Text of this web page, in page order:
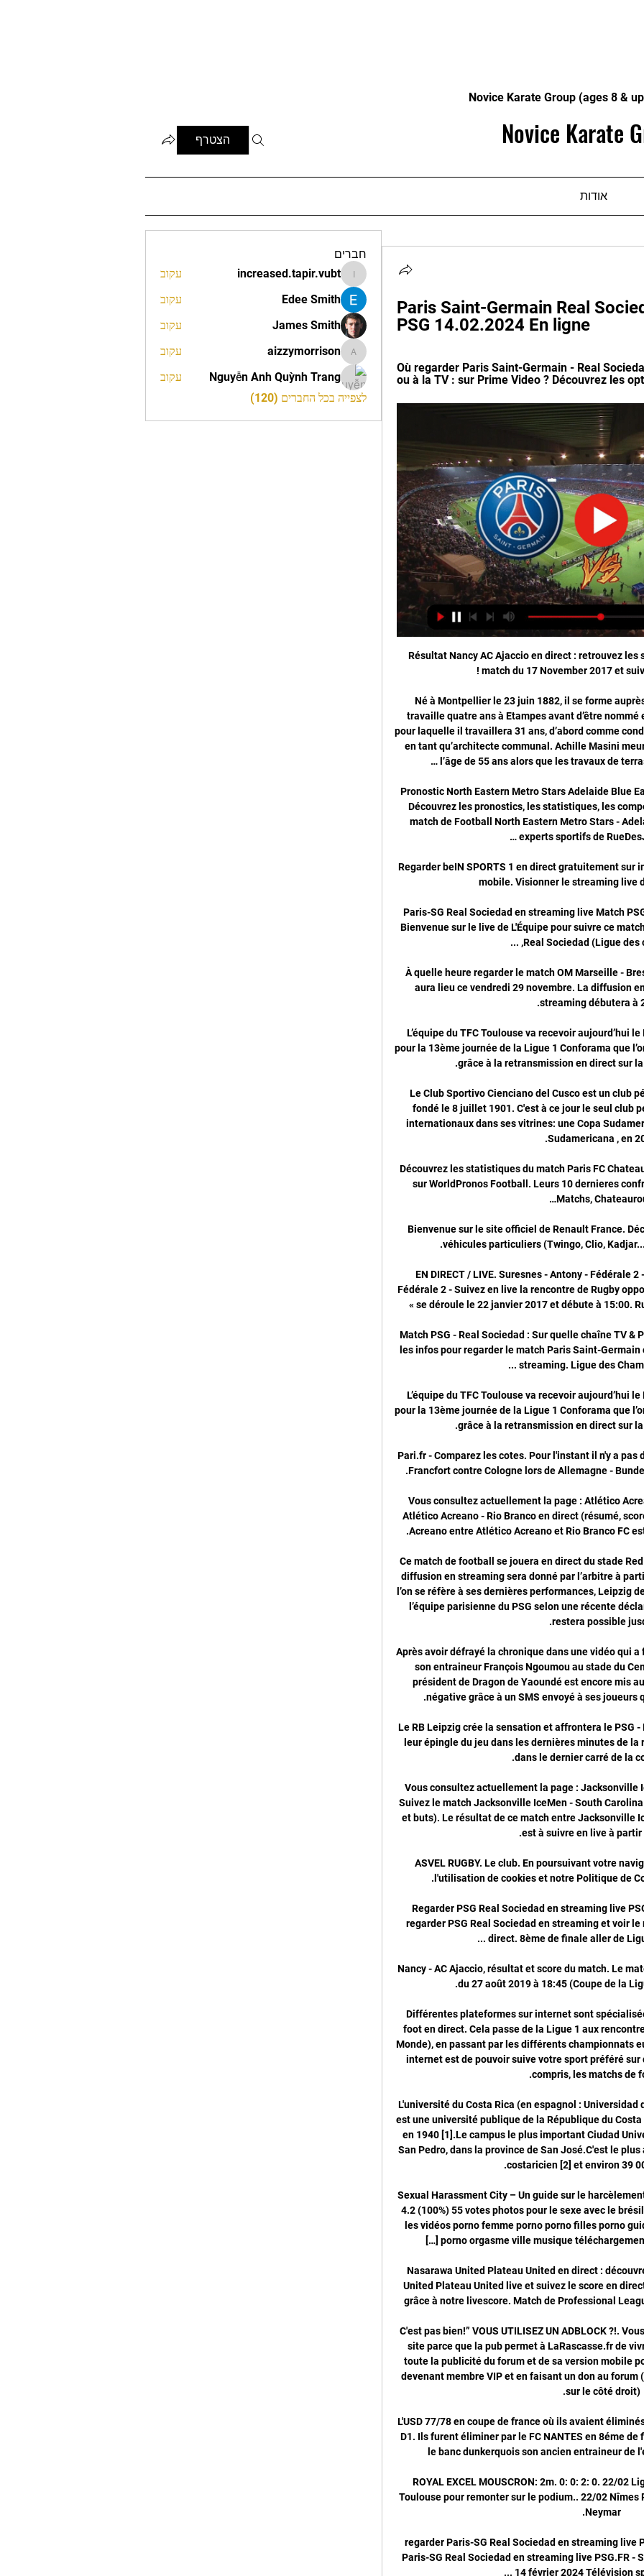
Novice Karate Group (ages 8 &
Novice Karate הצטרף
אודות
Paris Saint-Germain Real
PSG 14.02.2024 En ligne
Où regarder Paris Saint-Germain - Real
ou à la TV : sur Prime Video ? Découvrez les
Résultat Nancy AC Ajaccio en direct : retrouvez les statistiques de Nancy AC Ajaccio, match du 17 November 2017 et suivez le score en live !

Né à Montpellier le 23 juin 1882, il se forme auprès d’un architecte de la ville, puis travaille quatre ans à Etampes avant d’être nommé en 1906 à Villefranche, commune pour laquelle il travaillera 31 ans, d’abord comme conducteur surveillant des travaux, puis en tant qu’architecte communal. Achille Masini meurt le 10 août 1937 à Villefranche à l’âge de 55 ans alors que les travaux de terrassement des Bains-Douches …

Pronostic North Eastern Metro Stars Adelaide Blue Eagles du 14/03/2020 en Southern – Découvrez les pronostics, les statistiques, les compos et les meilleures cotes pour le match de Football North Eastern Metro Stars - Adelaide Blue Eagles réalisés par les experts sportifs de RueDesJoueurs, et …

Regarder beIN SPORTS 1 en direct gratuitement sur internet depuis votre PC, tablette ou mobile. Visionner le streaming live de beIN SPORTS 1

Paris-SG Real Sociedad en streaming live Match PSG il y a 10 heures — il y a 1 heure — Bienvenue sur le live de L'Équipe pour suivre ce match de football en direct entre PSG et Real Sociedad (Ligue des champions, ...

À quelle heure regarder le match OM Marseille - Brest? Le match OM Marseille - Brest aura lieu ce vendredi 29 novembre. La diffusion en direct à la télévion et en direct streaming débutera à 20:45.

L’équipe du TFC Toulouse va recevoir aujourd’hui le FC Metz dans ce match comptant pour la 13ème journée de la Ligue 1 Conforama que l’on pourra regarder en live streaming grâce à la retransmission en direct sur la chaine Canal+ ou beIN.

Le Club Sportivo Cienciano del Cusco est un club péruvien de football basé à Cuzco, fondé le 8 juillet 1901. C'est à ce jour le seul club péruvien possédant des trophées internationaux dans ses vitrines: une Copa Sudamericana , en 2003 , puis une Recopa Sudamericana , en 2004.

Découvrez les statistiques du match Paris FC Chateauroux du 24 avril 2018 Loto Foot 39 sur WorldPronos Football. Leurs 10 dernieres confrontations, Paris FC: 10 Derniers Matchs, Chateauroux…

Bienvenue sur le site officiel de Renault France. Découvrez l'ensemble de la gamme : véhicules particuliers (Twingo, Clio, Kadjar...), électriques et utilitaires.

EN DIRECT / LIVE. Suresnes - Antony - Fédérale 2 - 22 janvier 2017. Rugbyrama.fr Fédérale 2 - Suivez en live la rencontre de Rugby opposant Suresnes et Antony. Ce match se déroule le 22 janvier 2017 et débute à 15:00. Rugbyrama propose.et plus encore »

Match PSG - Real Sociedad : Sur quelle chaîne TV & Programme Foot vous donne toutes les infos pour regarder le match Paris Saint-Germain contre Real Sociedad à la TV ou en streaming. Ligue des Champions UEFA ...

L’équipe du TFC Toulouse va recevoir aujourd’hui le FC Metz dans ce match comptant pour la 13ème journée de la Ligue 1 Conforama que l’on pourra regarder en live streaming grâce à la retransmission en direct sur la chaine Canal+ ou beIN.

Pari.fr - Comparez les cotes. Pour l'instant il n'y a pas de cotes pour un match de Eintracht Francfort contre Cologne lors de Allemagne - Bundesliga dans notre base de données.

Vous consultez actuellement la page : Atlético Acreano - Rio Branco Suivez le match Atlético Acreano - Rio Branco en direct (résumé, score et buts). Le résultat de ce match Acreano entre Atlético Acreano et Rio Branco FC est à suivre en live à partir de 23h00.

Ce match de football se jouera en direct du stade Red Bull Arena, et le coup d’envoi de la diffusion en streaming sera donné par l’arbitre à partir de 21:30 heures, horaire local. Si l’on se réfère à ses dernières performances, Leipzig devrait mener à bien ce match contre l’équipe parisienne du PSG selon une récente déclaration du coach. Cependant, tout restera possible jusqu.

Après avoir défrayé la chronique dans une vidéo qui a fait le tour de la toile où il menaçait son entraineur François Ngoumou au stade du Cenajes de Dschang, Kome Max, le président de Dragon de Yaoundé est encore mis au-devant de la scène de manière négative grâce à un SMS envoyé à ses joueurs qui refuseraient de retourner s.

Le RB Leipzig crée la sensation et affrontera le PSG - Le Soir Plus Les Allemands ont tiré leur épingle du jeu dans les dernières minutes de la rencontre pour arracher une place dans le dernier carré de la compétition.

Vous consultez actuellement la page : Jacksonville IceMen - South Carolina Stingrays Suivez le match Jacksonville IceMen - South Carolina Stingrays en direct (résumé, score et buts). Le résultat de ce match entre Jacksonville IceMen et South Carolina Stingrays est à suivre en live à partir de 21:00.

ASVEL RUGBY. Le club. En poursuivant votre navigation sur ce site, vous acceptez l'utilisation de cookies et notre Politique de Confidentialité. En savoir plus.

Regarder PSG Real Sociedad en streaming live PSG Real LIGUE DES CHAMPIONS : regarder PSG Real Sociedad en streaming et voir le match PSG Real Sociedad en live direct. 8ème de finale aller de Ligue des Champions ...

Nancy - AC Ajaccio, résultat et score du match. Le match Nancy - AC Ajaccio en direct live du 27 août 2019 à 18:45 (Coupe de la Ligue, France) sur footlive.

Différentes plateformes sur internet sont spécialisées dans la diffusion de matchs de foot en direct. Cela passe de la Ligue 1 aux rencontres internationales (Euro, Coupe du Monde), en passant par les différents championnats européens. L’avantage de passer par internet est de pouvoir suive votre sport préféré sur différents appareils. Vous l’aurez compris, les matchs de football.

2020-5-19 · L'université du Costa Rica (en espagnol : Universidad de Costa Rica ou UCR) est une université publique de la République du Costa Rica, en Amérique centrale, fondée en 1940 [1].Le campus le plus important Ciudad Universitaria Rodrigo Facio, est situé à San Pedro, dans la province de San José.C'est le plus ancien établissement universitaire costaricien [2] et environ 39 000 étudiants.

Sexual
חברים
increased.tapir.vubt
increased.tapir.vubt
עקוב
Edee Smith
עקוב
James Smith
עקוב
aizzymorrison
aizzymorrison
עקוב
Nguyễn Anh Quỳnh Trang
עקוב
לצפייה בכל החברים (120)